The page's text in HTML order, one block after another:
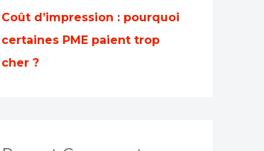
Coût d’impression : pourquoi
certaines PME paient trop
cher ?